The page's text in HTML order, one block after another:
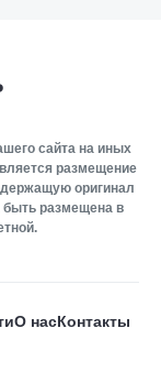
сайта на иных
размещение
оригинал
быть размещена в
О насКонтакты